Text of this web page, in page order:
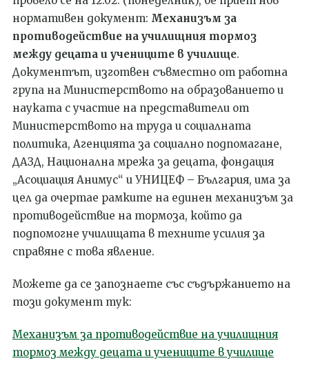
нормативен документ: Механизъм за
противодействие на училищния тормоз
между децата и учениците в училище.
Документът, изготвен съвместно от работна
група на Министерството на образованието и
науката с участие на представители от
Министерството на труда и социалната
политика, Агенцията за социално подпомагане,
ДАЗД, Национална мрежа за децата, фондация
„Асоциация Анимус“ и УНИЦЕФ – България, има за
цел да очертае рамките на единен механизъм за
противодействие на тормоза, който да
подпомогне училищата в техните усилия за
справяне с това явление.
Можете да се запознаете със съдържанието на
този документ тук:
Механизъм за противодействие на училищния
тормоз между децата и учениците в училище